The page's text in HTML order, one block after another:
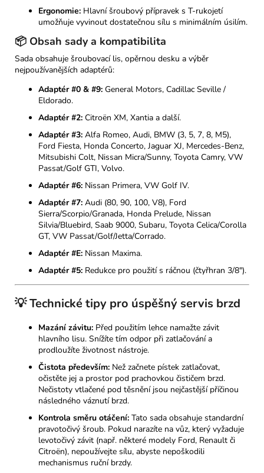
Ergonomie: Hlavní šroubový přípravek s T-rukojetí
umožňuje vyvinout dostatečnou sílu s minimálním úsilím.
📦 Obsah sady a kompatibilita
Sada obsahuje šroubovací lis, opěrnou desku a výběr
nejpoužívanějších adaptérů:
Adaptér #0 & #9: General Motors, Cadillac Seville /
Eldorado.
Adaptér #2: Citroën XM, Xantia a další.
Adaptér #3: Alfa Romeo, Audi, BMW (3, 5, 7, 8, M5),
Ford Fiesta, Honda Concerto, Jaguar XJ, Mercedes-Benz,
Mitsubishi Colt, Nissan Micra/Sunny, Toyota Camry, VW
Passat/Golf GTI, Volvo.
Adaptér #6: Nissan Primera, VW Golf IV.
Adaptér #7: Audi (80, 90, 100, V8), Ford
Sierra/Scorpio/Granada, Honda Prelude, Nissan
Silvia/Bluebird, Saab 9000, Subaru, Toyota Celica/Corolla
GT, VW Passat/Golf/Jetta/Corrado.
Adaptér #E: Nissan Maxima.
Adaptér #5: Redukce pro použití s ráčnou (čtyřhran 3/8").
💡 Technické tipy pro úspěšný servis brzd
Mazání závitu: Před použitím lehce namažte závit
hlavního lisu. Snížíte tím odpor při zatlačování a
prodloužíte životnost nástroje.
Čistota především: Než začnete pístek zatlačovat,
očistěte jej a prostor pod prachovkou čističem brzd.
Nečistoty vtlačené pod těsnění jsou nejčastější příčinou
následného váznutí brzd.
Kontrola směru otáčení: Tato sada obsahuje standardní
pravotočivý šroub. Pokud narazíte na vůz, který vyžaduje
levotočivý závit (např. některé modely Ford, Renault či
Citroën), nepoužívejte sílu, abyste nepoškodili
mechanismus ruční brzdy.